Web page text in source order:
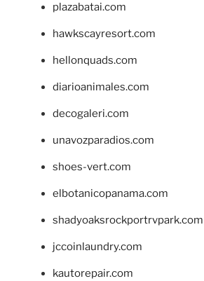
plazabatai.com
hawkscayresort.com
hellonquads.com
diarioanimales.com
decogaleri.com
unavozparadios.com
shoes-vert.com
elbotanicopanama.com
shadyoaksrockportrvpark.com
jccoinlaundry.com
kautorepair.com